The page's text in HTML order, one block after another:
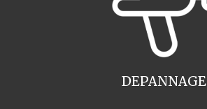
DEPANNAGE